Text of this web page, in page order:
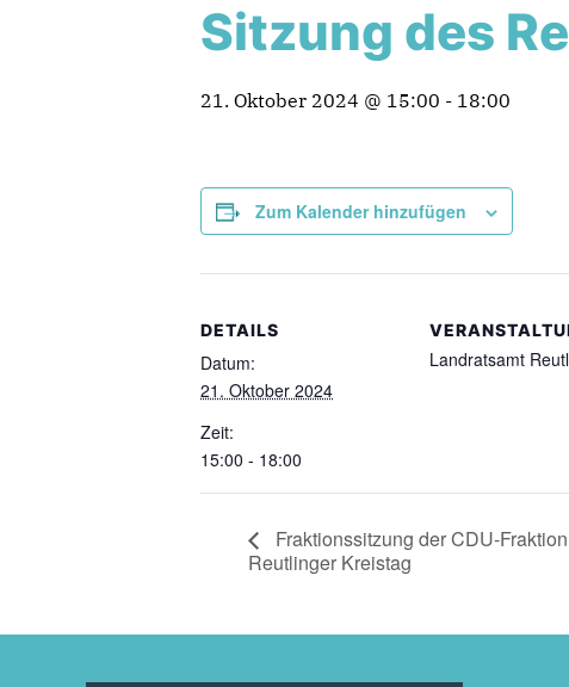
Sitzung des
21. Oktober 2024 @ 15:00 - 18:00
Zum Kalender hinzufügen
DETAILS
Datum:
21. Oktober 2024
Zeit:
15:00 - 18:00
Landratsamt
Fraktionssitzung der CDU-
Reutlinger Kreistag